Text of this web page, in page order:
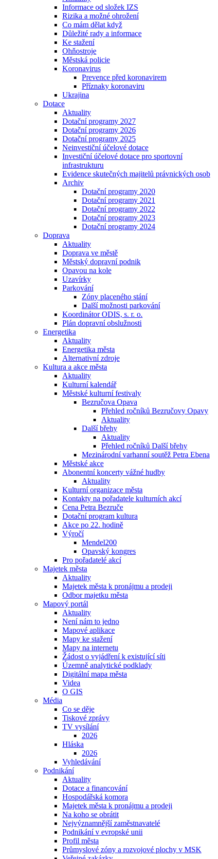
Informace od složek IZS
Rizika a možné ohrožení
Co mám dělat když
Důležité rady a informace
Ke stažení
Ohňostroje
Městská policie
Koronavirus
Prevence před koronavirem
Příznaky koronaviru
Ukrajina
Dotace
Aktuality
Dotační programy 2027
Dotační programy 2026
Dotační programy 2025
Neinvestiční účelové dotace
Investiční účelové dotace pro sportovní
infrastrukturu
Evidence skutečných majitelů právnických osob
Archiv
Dotační programy 2020
Dotační programy 2021
Dotační programy 2022
Dotační programy 2023
Dotační programy 2024
Doprava
Aktuality
Doprava ve městě
Městský dopravní podnik
Opavou na kole
Uzavírky
Parkování
Zóny placeného stání
Další možnosti parkování
Koordinátor ODIS, s. r. o.
Plán dopravní obslužnosti
Energetika
Aktuality
Energetika města
Alternativní zdroje
Kultura a akce města
Aktuality
Kulturní kalendář
Městské kulturní festivaly
Bezručova Opava
Přehled ročníků Bezručovy Opavy
Aktuality
Další břehy
Aktuality
Přehled ročníků Další břehy
Mezinárodní varhanní soutěž Petra Ebena
Městské akce
Abonentní koncerty vážné hudby
Aktuality
Kulturní organizace města
Kontakty na pořadatele kulturních akcí
Cena Petra Bezruče
Dotační program kultura
Akce po 22. hodině
Výročí
Mendel200
Opavský kongres
Pro pořadatelé akcí
Majetek města
Aktuality
Majetek města k pronájmu a prodeji
Odbor majetku města
Mapový portál
Aktuality
Není nám to jedno
Mapové aplikace
Mapy ke stažení
Mapy na internetu
Žádost o vyjádření k existující síti
Územně analytické podklady
Digitální mapa města
Videa
O GIS
Média
Co se děje
Tiskové zprávy
TV vysílání
2026
Hláska
2026
Vyhledávání
Podnikání
Aktuality
Dotace a financování
Hospodářská komora
Majetek města k pronájmu a prodeji
Na koho se obrátit
Nejvýznamnější zaměstnavatelé
Podnikání v evropské unii
Profil města
Průmyslové zóny a rozvojové plochy v MSK